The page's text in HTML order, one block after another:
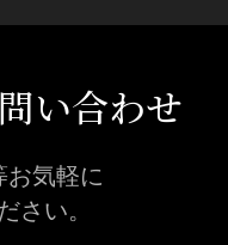
い合わせ
気軽に
さい。